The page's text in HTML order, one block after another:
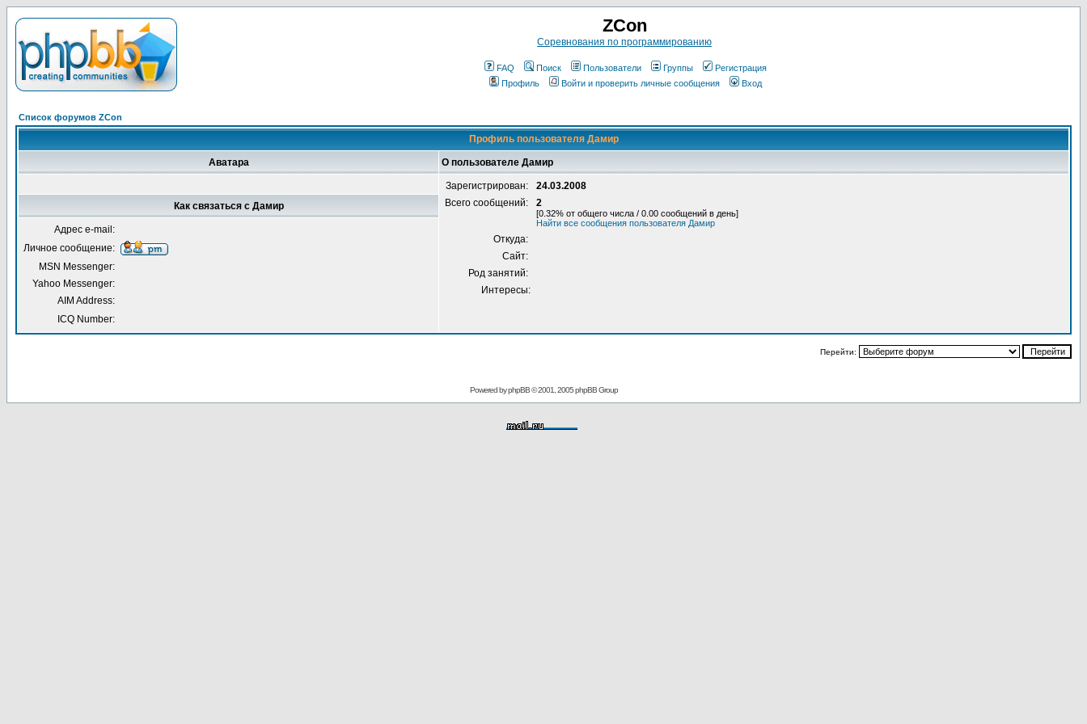
ZCon
Соревнования по программированию
FAQ Поиск Пользователи Группы
Регистрация
Профиль
Войти и проверить личные сообщения Вход
Список форумов ZCon
Профиль пользователя Дамир
Аватара О пользователе Дамир
Зарегистрирован:
24.03.2008
Всего сообщений:
2
[0.32% от общего числа / 0.00 сообщений в день]
Найти все сообщения пользователя Дамир
Откуда:
Сайт:
Род занятий:
Интересы:
Как связаться с Дамир
Адрес e-mail:
Личное сообщение:
MSN Messenger:
Yahoo Messenger:
AIM Address:
ICQ Number:
Перейти:
Powered byphpBB© 2001, 2005 phpBB Group